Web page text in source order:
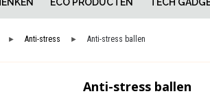
► Anti-stress ► Anti-stress ballen
Anti-stress ballen